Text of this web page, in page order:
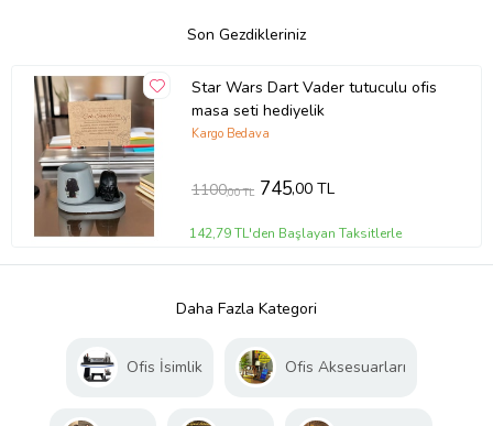
Son Gezdikleriniz
Star Wars Dart Vader tutuculu ofis
masa seti hediyelik
Kargo Bedava
1100,00 TL 745,00 TL
142,79 TL'den Başlayan Taksitlerle
Daha Fazla Kategori
Ofis İsimlik Ofis Aksesuarları